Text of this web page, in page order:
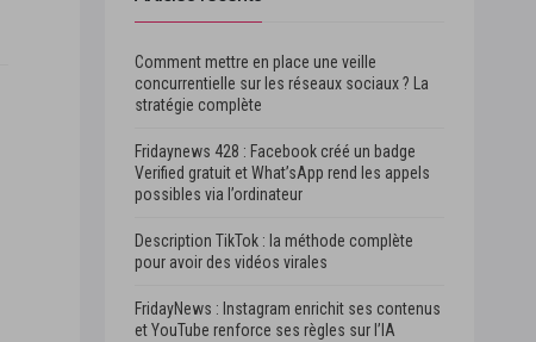
Comment mettre en place une veille
concurrentielle sur les réseaux sociaux ? La
stratégie complète
Fridaynews 428 : Facebook créé un badge
Verified gratuit et What’sApp rend les appels
possibles via l’ordinateur
Description TikTok : la méthode complète
pour avoir des vidéos virales
FridayNews : Instagram enrichit ses contenus
et YouTube renforce ses règles sur l’IA